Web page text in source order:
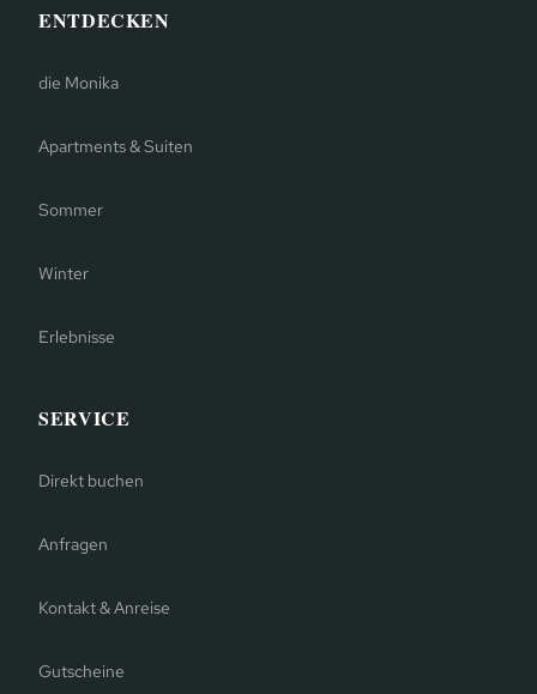
ENTDECKEN
die Monika
Apartments & Suiten
Sommer
Winter
Erlebnisse
SERVICE
Direkt buchen
Anfragen
Kontakt & Anreise
Gutscheine